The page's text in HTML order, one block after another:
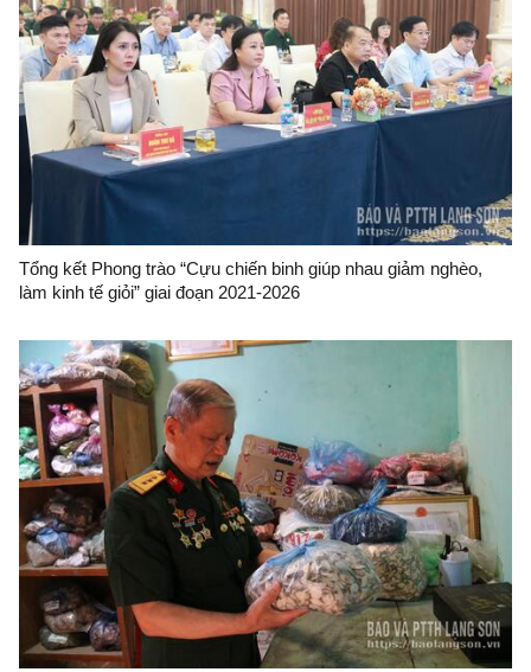
Tổng kết Phong trào “Cựu chiến binh giúp nhau giảm nghèo,
làm kinh tế giỏi” giai đoạn 2021-2026